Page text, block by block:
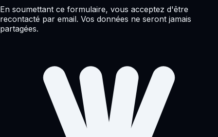
En soumettant ce formulaire, vous acceptez d'être
recontacté par email. Vos données ne seront jamais
partagées.